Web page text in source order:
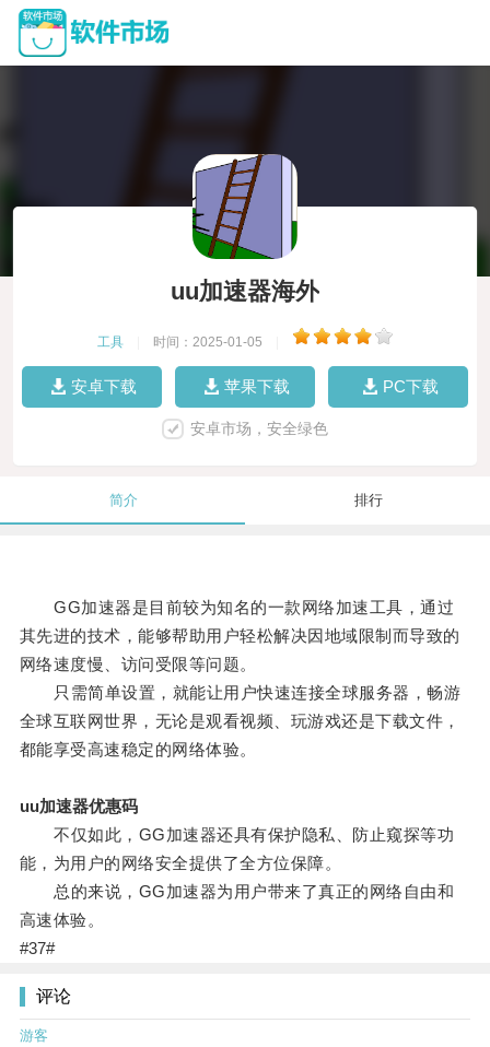
uu加速器海外
工具 时间：2025-01-05
安卓下载 苹果下载 PC下载
安卓市场，安全绿色
简介 排行
GG加速器是目前较为知名的一款网络加速工具，通过
其先进的技术，能够帮助用户轻松解决因地域限制而导致的
网络速度慢、访问受限等问题。
只需简单设置，就能让用户快速连接全球服务器，畅游
全球互联网世界，无论是观看视频、玩游戏还是下载文件，
都能享受高速稳定的网络体验。
uu加速器优惠码
不仅如此，GG加速器还具有保护隐私、防止窥探等功
能，为用户的网络安全提供了全方位保障。
总的来说，GG加速器为用户带来了真正的网络自由和
高速体验。
#37#
评论
游客